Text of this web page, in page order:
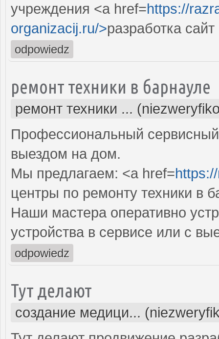
учреждения <a href=https://
organizacij.ru/>разработка
odpowiedz
ремонт техники в барнауле
ремонт техники ...
Профессиональный
выездом на дом.
Мы предлагаем: <a href=
центры по ремонту техники в
Наши мастера оперативно
устройства в сервисе или с
odpowiedz
Тут делают
создание медици...